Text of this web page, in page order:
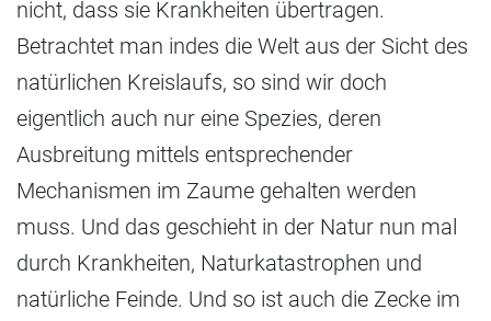
nicht, dass sie Krankheiten übertragen.
Betrachtet man indes die Welt aus der Sicht des
natürlichen Kreislaufs, so sind wir doch
eigentlich auch nur eine Spezies, deren
Ausbreitung mittels entsprechender
Mechanismen im Zaume gehalten werden
muss. Und das geschieht in der Natur nun mal
durch Krankheiten, Naturkatastrophen und
natürliche Feinde. Und so ist auch die Zecke im